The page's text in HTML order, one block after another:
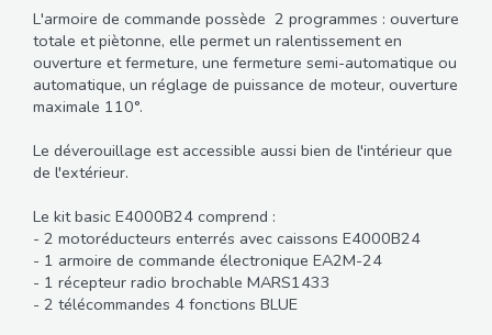
L'armoire de commande possède 2 programmes : ouverture
totale et piètonne, elle permet un ralentissement en
ouverture et fermeture, une fermeture semi-automatique ou
automatique, un réglage de puissance de moteur, ouverture
maximale 110°.
Le déverouillage est accessible aussi bien de l'intérieur que
de l'extérieur.
Le kit basic E4000B24 comprend :
- 2 motoréducteurs enterrés avec caissons E4000B24
- 1 armoire de commande électronique EA2M-24
- 1 récepteur radio brochable MARS1433
- 2 télécommandes 4 fonctions BLUE